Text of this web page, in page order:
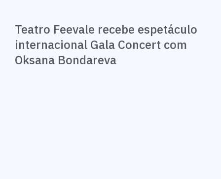
Teatro Feevale recebe espetáculo
internacional Gala Concert com
Oksana Bondareva